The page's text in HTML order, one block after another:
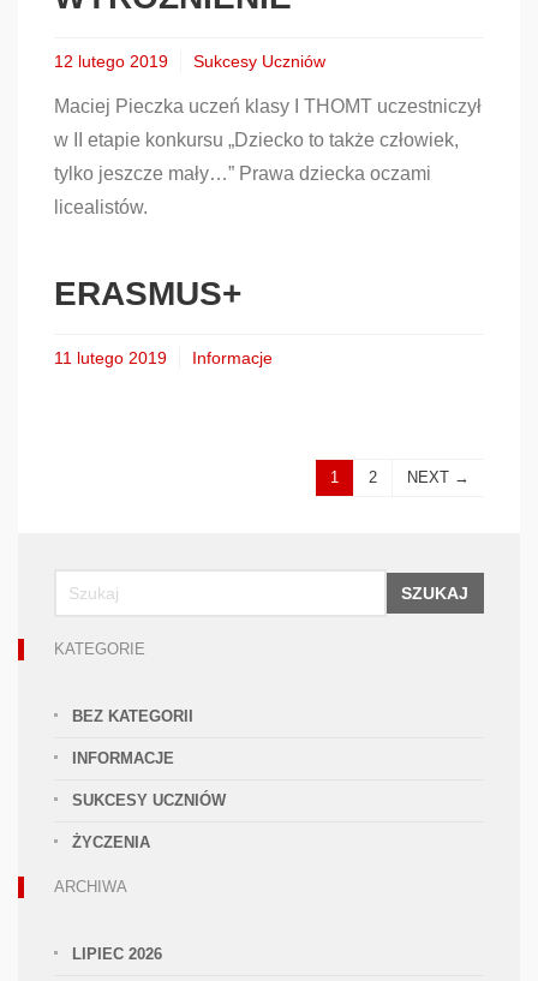
12 lutego 2019 Sukcesy Uczniów
Maciej Pieczka uczeń klasy I THOMT uczestniczył
w II etapie konkursu „Dziecko to także człowiek,
tylko jeszcze mały…” Prawa dziecka oczami
licealistów.
ERASMUS+
11 lutego 2019 Informacje
1 2 NEXT →
SZUKAJ
KATEGORIE
BEZ KATEGORII
INFORMACJE
SUKCESY UCZNIÓW
ŻYCZENIA
ARCHIWA
LIPIEC 2026